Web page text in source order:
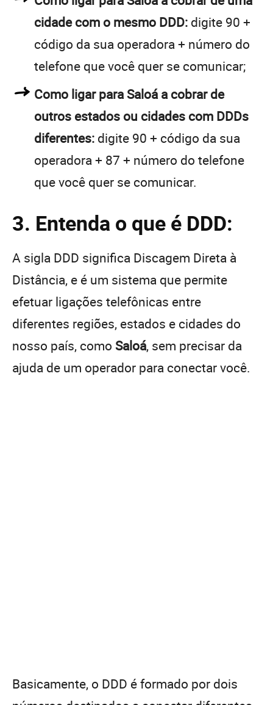
cidade com o mesmo DDD: digite 90 +
código da sua operadora + número do
telefone que você quer se comunicar;
Como ligar para Saloá a cobrar de
outros estados ou cidades com DDDs
diferentes: digite 90 + código da sua
operadora + 87 + número do telefone
que você quer se comunicar.
3. Entenda o que é DDD:
A sigla DDD significa Discagem Direta à
Distância, e é um sistema que permite
efetuar ligações telefônicas entre
diferentes regiões, estados e cidades do
nosso país, como Saloá, sem precisar da
ajuda de um operador para conectar você.
Basicamente, o DDD é formado por dois